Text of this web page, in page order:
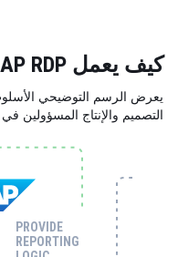
كيف يعمل SAP RDP
التصميم والإنتاج المسؤولين في SAP.
PROVIDE
REPORTING